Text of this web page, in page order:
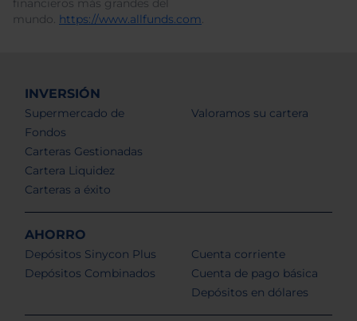
financieros más grandes del
mundo. https://www.allfunds.com.
INVERSIÓN
Supermercado de
Fondos
Carteras Gestionadas
Cartera Liquidez
Carteras a éxito
Valoramos su cartera
AHORRO
Depósitos Sinycon Plus
Depósitos Combinados
Cuenta corriente
Cuenta de pago básica
Depósitos en dólares